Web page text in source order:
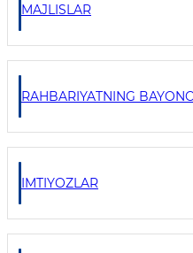
MAJLISLAR
RAHBARIYATNING
IMTIYOZLAR